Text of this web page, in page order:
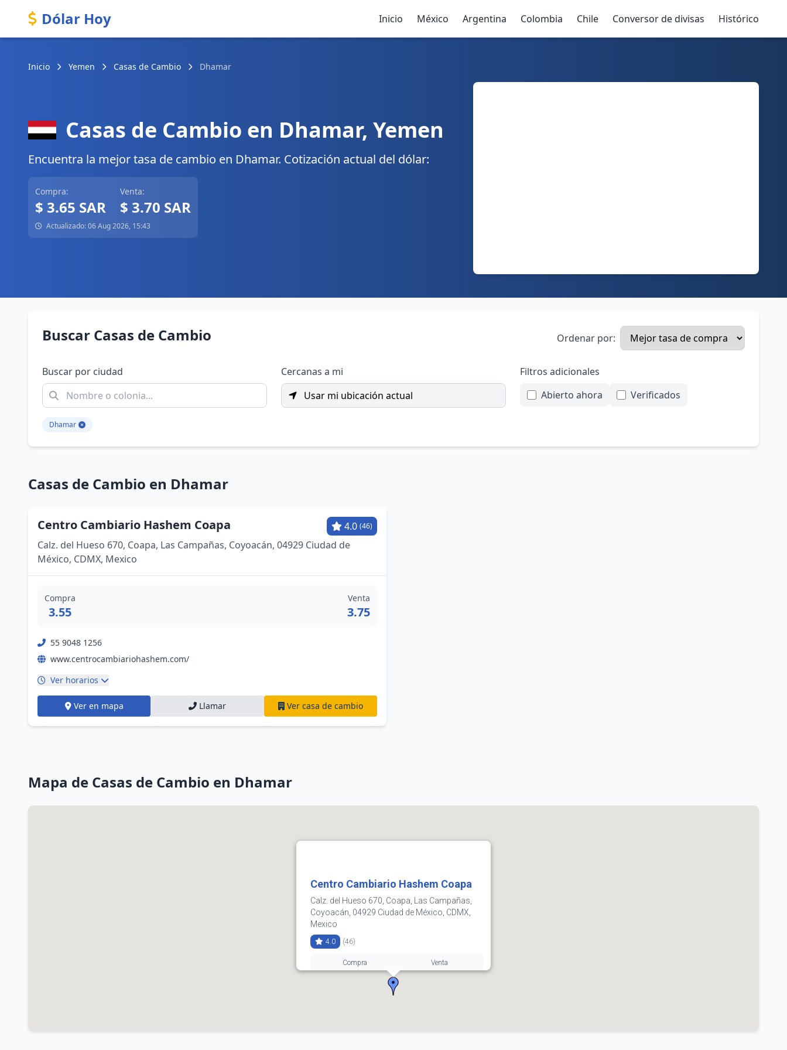
Dólar Hoy Inicio México Argentina Colombia Chile Conversor de divisas Histórico
Inicio Yemen Casas de Cambio Dhamar
Casas de Cambio en Dhamar, Yemen
Encuentra la mejor tasa de cambio en Dhamar. Cotización actual del dólar:
Compra:
$ 3.65 SAR
Venta:
$ 3.70 SAR
Actualizado: 06 Aug 2026, 15:43
Buscar Casas de Cambio Ordenar por:
Buscar por ciudad
Cercanas a mi
Usar mi ubicación actual
Filtros adicionales
Abierto ahora
Verificados
Dhamar
Casas de Cambio en Dhamar
Centro Cambiario Hashem Coapa 4.0 (46)
Calz. del Hueso 670, Coapa, Las Campañas, Coyoacán, 04929 Ciudad de
México, CDMX, Mexico
Compra
3.55
Venta
3.75
55 9048 1256
www.centrocambiariohashem.com/
Ver horarios
Ver en mapa Llamar Ver casa de cambio
Mapa de Casas de Cambio en Dhamar
Centro Cambiario Hashem Coapa
Calz. del Hueso 670, Coapa, Las Campañas,
Coyoacán, 04929 Ciudad de México, CDMX,
Mexico
4.0 (46)
Compra
3.64
Venta
3.63